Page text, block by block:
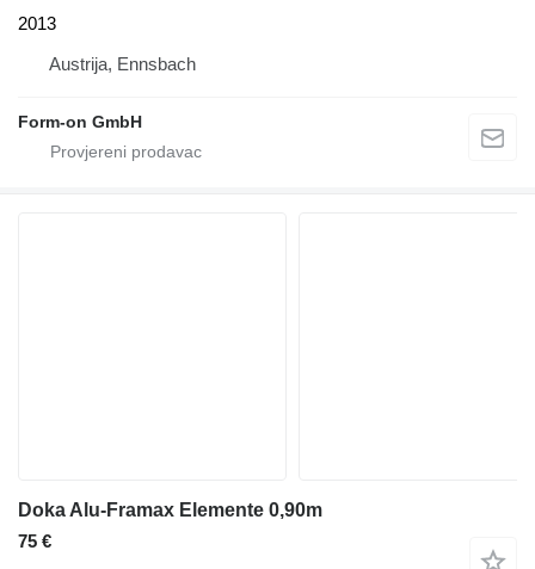
2013
Austrija, Ennsbach
Form-on GmbH
Doka Alu-Framax Elemente 0,90m
75 €